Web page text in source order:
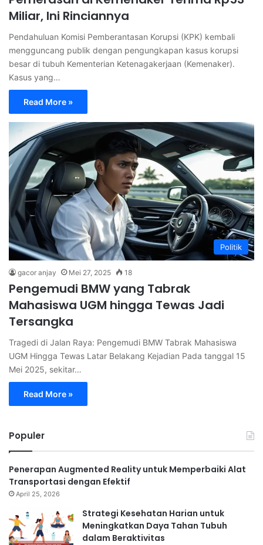
Miliar, Ini Rinciannya
Pendahuluan Komisi Pemberantasan Korupsi (KPK) kembali
mengguncang publik dengan pengungkapan kasus korupsi
besar di tubuh Kementerian Ketenagakerjaan (Kemenaker).
Kasus yang…
Read More »
Politik
gacor anjay Mei 27, 2025 18
Pengemudi BMW yang Tabrak
Mahasiswa UGM hingga Tewas Jadi
Tersangka
Tragedi di Jalan Raya: Pengemudi BMW Tabrak Mahasiswa
UGM Hingga Tewas Latar Belakang Kejadian Pada tanggal 15
Mei 2025, sekitar…
Read More »
Populer
Penerapan Augmented Reality untuk Memperbaiki Alat
Transportasi dengan Efektif
April 25, 2026
Strategi Kesehatan Harian untuk
Meningkatkan Daya Tahan Tubuh
dalam Beraktivitas